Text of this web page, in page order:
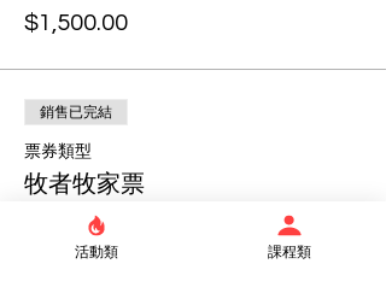
$1,500.00
銷售已完結
票券類型
牧者牧家票
$0.00
活動類 課程類